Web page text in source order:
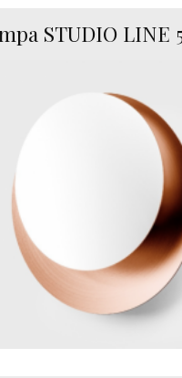
STUDIO LINE